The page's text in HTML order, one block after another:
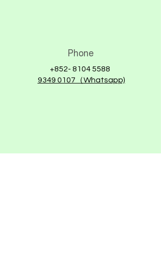
Phone
+852- 8104 5588
9349 0107（Whatsapp)